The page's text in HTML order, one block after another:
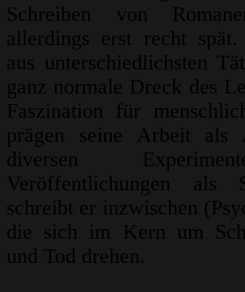
Schreiben von
allerdings erst recht spät.
aus unterschiedlichsten
ganz normale Dreck des
Faszination für
prägen seine Arbeit als
diversen
Veröffentlichungen als
schreibt er inzwischen
die sich im Kern um
und Tod drehen.